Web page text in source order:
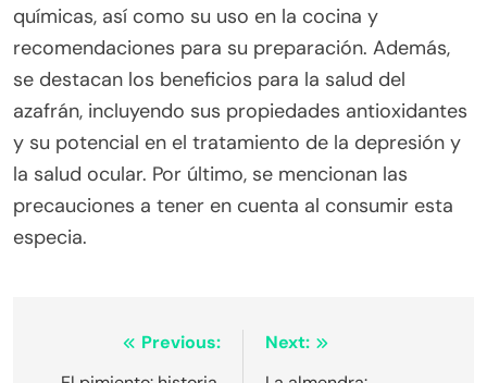
químicas, así como su uso en la cocina y
recomendaciones para su preparación. Además,
se destacan los beneficios para la salud del
azafrán, incluyendo sus propiedades antioxidantes
y su potencial en el tratamiento de la depresión y
la salud ocular. Por último, se mencionan las
precauciones a tener en cuenta al consumir esta
especia.
Previous:
Next: